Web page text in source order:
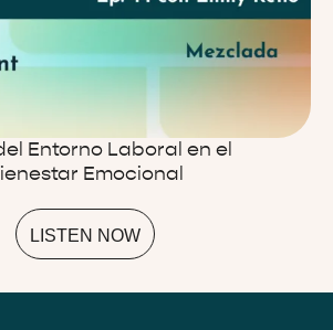
Entorno Laboral en el
Emocional
LISTEN NOW